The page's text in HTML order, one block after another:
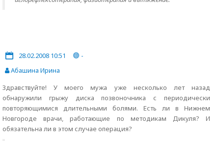
28.02.2008 10:51
-
Абашина Ирина
Здравствуйте! У моего мужа уже несколько лет назад
обнаружили грыжу диска позвоночника с периодически
повторяющимися длительными болями. Есть ли в Нижнем
Новгороде врачи, работающие по методикам Дикуля? И
обязательна ли в этом случае операция?